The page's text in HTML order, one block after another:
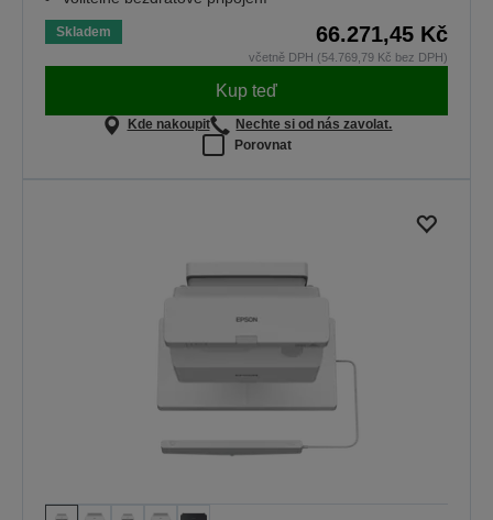
Skladem 66.271,45 Kč
včetně DPH (54.769,79 Kč bez DPH)
Kup teď
Kde nakoupit
Nechte si od nás zavolat.
Porovnat